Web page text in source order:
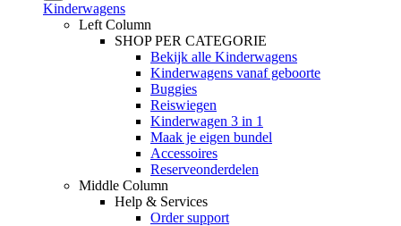
Kinderwagens
Left Column
SHOP PER CATEGORIE
Bekijk alle Kinderwagens
Kinderwagens vanaf geboorte
Buggies
Reiswiegen
Kinderwagen 3 in 1
Maak je eigen bundel
Accessoires
Reserveonderdelen
Middle Column
Help & Services
Order support